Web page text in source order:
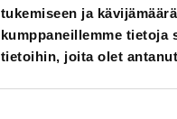
tukemiseen ja
kumppaneillemme tietoja
tietoihin, joita olet
Noin kolme tuntia